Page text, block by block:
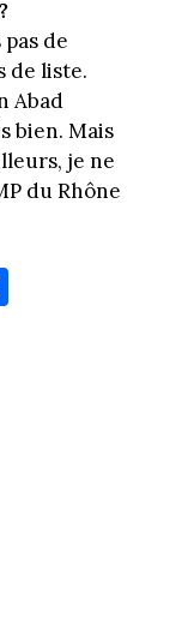
pas de
de liste.
Abad
bien. Mais
je ne
du Rhône
Pa